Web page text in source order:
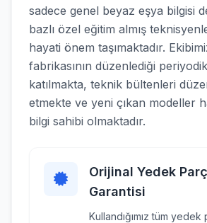
sadece genel beyaz eşya bilgisi
bazlı özel eğitim almış
hayati önem taşımaktadır.
fabrikasının düzenlediği
katılmakta, teknik bültenleri
etmekte ve yeni çıkan modeller
bilgi sahibi olmaktadır.
Orijinal Yedek
Garantisi
Kullandığımız tüm yedek